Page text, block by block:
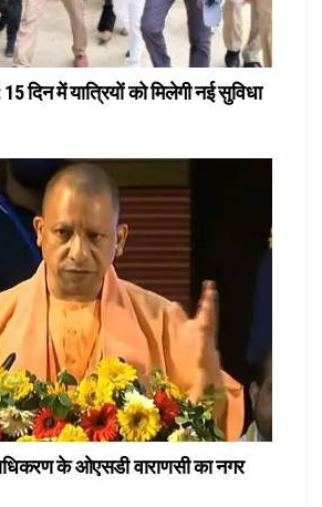
दिन में यात्रियों को मिलेगी नई सुविधा
के ओएसडी वाराणसी का नगर